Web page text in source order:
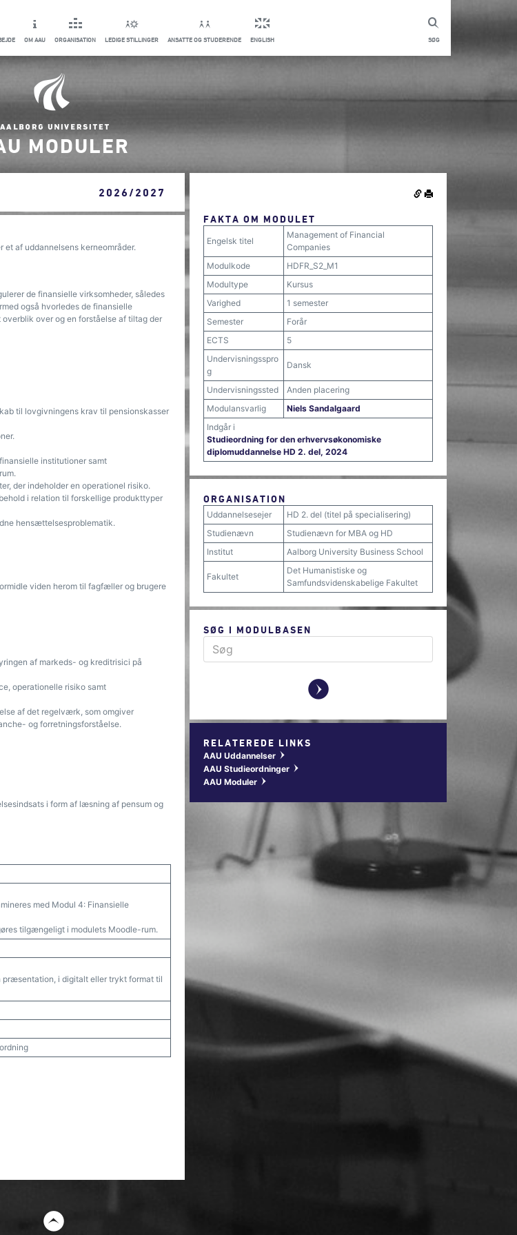
SØG
OM AAU ORGANISATION LEDIGE STILLINGER ANSATTE OG STUDERENDE ENGLISH
MODULER
2026/2027
et af uddannelsens kerneområder.
de finansielle virksomheder, således
også hvorledes de finansielle
over og en forståelse af tiltag der
til lovgivningens krav til pensionskasser
institutioner samt
der indeholder en operationel risiko.
i relation til forskellige produkttyper
hensættelsesproblematik.
viden herom til fagfæller og brugere
af markeds- og kreditrisici på
operationelle risiko samt
af det regelværk, som omgiver
og forretningsforståelse.
i form af læsning af pensum og
med Modul 4: Finansielle
tilgængeligt i modulets Moodle-rum.
præsentation, i digitalt eller trykt format til
FAKTA OM MODULET
Engelsk titel
Management of Financial
Companies
Modulkode
HDFR_S2_M1
Modultype
Kursus
Varighed
1 semester
Semester
Forår
ECTS
5
Undervisningsspro
g
Dansk
Undervisningssted
Anden placering
Modulansvarlig
Niels Sandalgaard
Indgår i
Studieordning for den erhvervsøkonomiske
diplomuddannelse HD 2. del, 2024
ORGANISATION
Uddannelsesejer
HD 2. del (titel på specialisering)
Studienævn
Studienævn for MBA og HD
Institut
Aalborg University Business School
Fakultet
Det Humanistiske og
Samfundsvidenskabelige Fakultet
SØG I MODULBASEN
y
RELATEREDE LINKS
AAU Uddannelser w
AAU Studieordninger w
AAU Moduler w
t